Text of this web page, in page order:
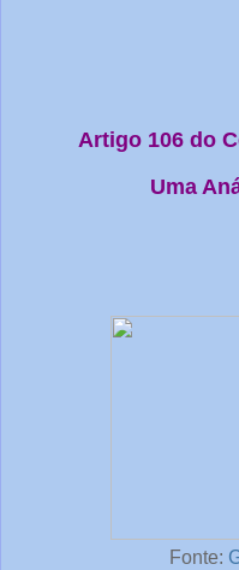
Artigo 106 do
Uma
Fonte: